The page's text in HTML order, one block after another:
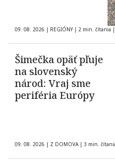
09. 08. 2026 | REGIÓNY | 2 min. čítania |
Šimečka opäť pľuje
na slovenský
národ: Vraj sme
periféria Európy
09. 08. 2026 | Z DOMOVA | 3 min.